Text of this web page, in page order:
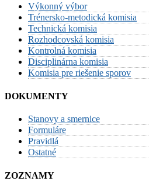
Výkonný výbor
Trénersko-metodická komisia
Technická komisia
Rozhodcovská komisia
Kontrolná komisia
Disciplinárna komisia
Komisia pre riešenie sporov
DOKUMENTY
Stanovy a smernice
Formuláre
Pravidlá
Ostatné
ZOZNAMY